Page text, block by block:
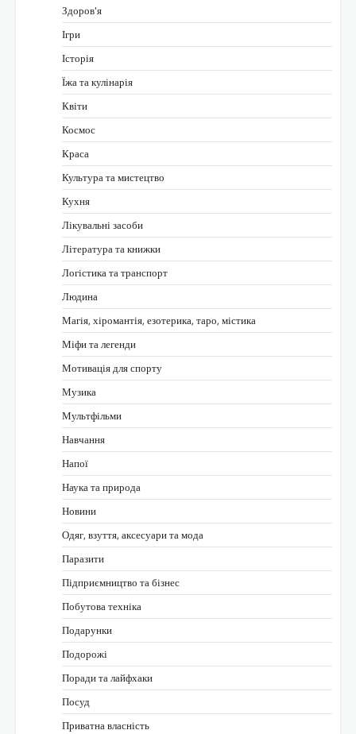
Здоров'я
Ігри
Історія
Їжа та кулінарія
Квіти
Космос
Краса
Культура та мистецтво
Кухня
Лікувальні засоби
Література та книжки
Логістика та транспорт
Людина
Магія, хіромантія, езотерика, таро, містика
Міфи та легенди
Мотивація для спорту
Музика
Мультфільми
Навчання
Напої
Наука та природа
Новини
Одяг, взуття, аксесуари та мода
Паразити
Підприємництво та бізнес
Побутова техніка
Подарунки
Подорожі
Поради та лайфхаки
Посуд
Приватна власність